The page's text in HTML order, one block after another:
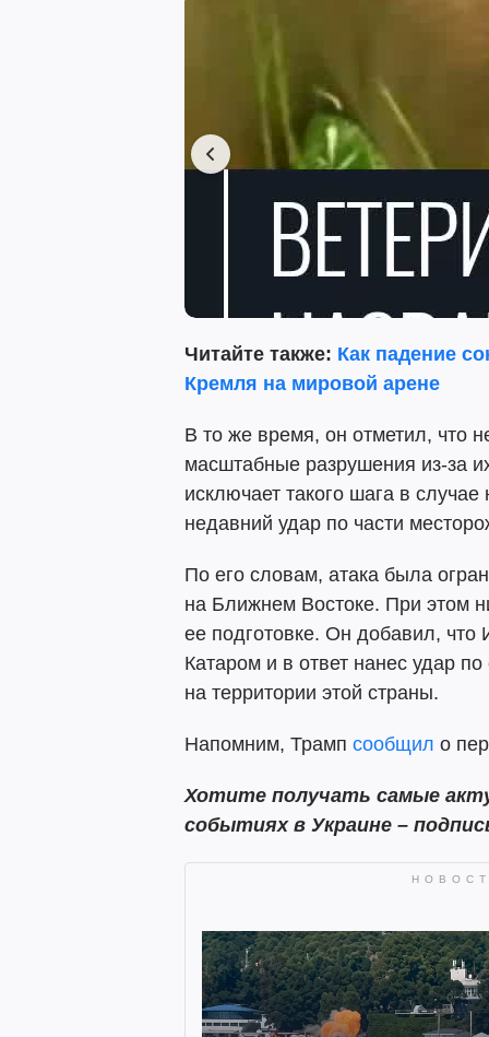
Читайте также: Как падение
Кремля на мировой арене
В то же время, он отметил, что
масштабные разрушения из-за
исключает такого шага в
недавний удар по части
По его словам, атака была
на Ближнем Востоке. При этом
ее подготовке. Он добавил, что
Катаром и в ответ нанес удар
на территории этой страны.
Напомним, Трамп сообщил о
Хотите получать самые
событиях в Украине –